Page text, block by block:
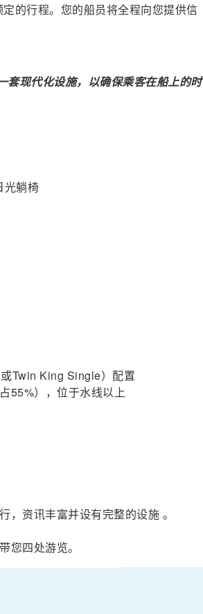
的行程。您的船员将全程向您提供信
套现代化设施，以确保乘客在船上的时
光躺椅
Twin King Single）配置
55%），位于水线以上
资讯丰富并设有完整的设施 。
您四处游览。